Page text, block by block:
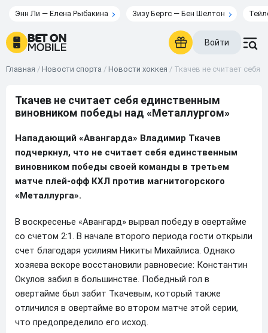
Энн Ли — Елена Рыбакина Зизу Бергс — Бен Шелтон
Войти
Главная / Новости спорта / Новости хоккея / Ткачев не считает себя
Ткачев не считает себя единственным
виновником победы над «Металлургом»
Нападающий «Авангарда» Владимир Ткачев
подчеркнул, что не считает себя единственным
виновником победы своей команды в третьем
матче плей-офф КХЛ против магнитогорского
«Металлурга».
В воскресенье «Авангард» вырвал победу в овертайме
со счетом 2:1. В начале второго периода гости открыли
счет благодаря усилиям Никиты Михайлиса. Однако
хозяева вскоре восстановили равновесие: Константин
Окулов забил в большинстве. Победный гол в
овертайме был забит Ткачевым, который также
отличился в овертайме во втором матче этой серии,
что предопределило его исход.